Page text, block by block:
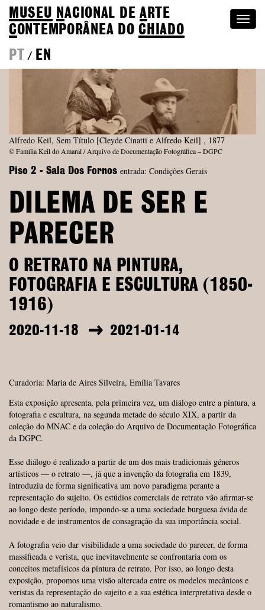
MUSEU NACIONAL DEA RTE
CONTEMPORÂNEA DOCHIADO
PT
/ EN
Alfredo Keil, Sem Título [Cleyde Cinatti e Alfredo Keil] , 1877
© Família Keil do Amaral / Arquivo de Documentação Fotográfica – DGPC
Piso 2 - Sala Dos Fornos entrada: Condições Gerais
DILEMA DE SER E
PARECER
O RETRATO NA PINTURA,
FOTOGRAFIA E ESCULTURA (1850-
1916)
2020-11-18 2021-01-14
Curadoria: Maria de Aires Silveira, Emília Tavares
Esta exposição apresenta, pela primeira vez, um diálogo entre a pintura, a
fotografia e escultura, na segunda metade do século XIX, a partir da
coleção do MNAC e da coleção do Arquivo de Documentação Fotográfica
da DGPC.
Esse diálogo é realizado a partir de um dos mais tradicionais géneros
artísticos — o retrato —, já que a invenção da fotografia em 1839,
introduziu de forma significativa um novo paradigma perante a
representação do sujeito. Os estúdios comerciais de retrato vão afirmar-se
ao longo deste período, impondo-se a uma sociedade burguesa ávida de
novidade e de instrumentos de consagração da sua importância social.
A fotografia veio dar visibilidade a uma sociedade do parecer, de forma
massificada e verista, que inevitavelmente se confrontaria com os
conceitos metafísicos da pintura de retrato. Por isso, ao longo desta
exposição, propomos uma visão altercada entre os modelos mecânicos e
veristas da representação do sujeito e a sua estética interpretativa desde o
romantismo ao naturalismo.